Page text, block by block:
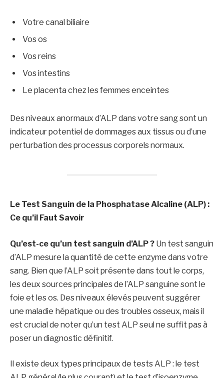
Votre canal biliaire
Vos os
Vos reins
Vos intestins
Le placenta chez les femmes enceintes
Des niveaux anormaux d’ALP dans votre sang sont un
indicateur potentiel de dommages aux tissus ou d’une
perturbation des processus corporels normaux.
Le Test Sanguin de la Phosphatase Alcaline (ALP) :
Ce qu’il Faut Savoir
Qu’est-ce qu’un test sanguin d’ALP ? Un test sanguin
d’ALP mesure la quantité de cette enzyme dans votre
sang. Bien que l’ALP soit présente dans tout le corps,
les deux sources principales de l’ALP sanguine sont le
foie et les os. Des niveaux élevés peuvent suggérer
une maladie hépatique ou des troubles osseux, mais il
est crucial de noter qu’un test ALP seul ne suffit pas à
poser un diagnostic définitif.
Il existe deux types principaux de tests ALP : le test